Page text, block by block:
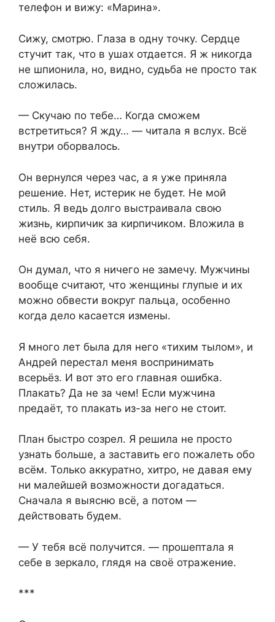
телефон и вижу: «Марина».
Сижу, смотрю. Глаза в одну точку. Сердце
стучит так, что в ушах отдается. Я ж никогда
не шпионила, но, видно, судьба не просто так
сложилась.
— Скучаю по тебе… Когда сможем
встретиться? Я жду… — читала я вслух. Всё
внутри оборвалось.
Он вернулся через час, а я уже приняла
решение. Нет, истерик не будет. Не мой
стиль. Я ведь долго выстраивала свою
жизнь, кирпичик за кирпичиком. Вложила в
неё всю себя.
Он думал, что я ничего не замечу. Мужчины
вообще считают, что женщины глупые и их
можно обвести вокруг пальца, особенно
когда дело касается измены.
Я много лет была для него «тихим тылом», и
Андрей перестал меня воспринимать
всерьёз. И вот это его главная ошибка.
Плакать? Да не за чем! Если мужчина
предаёт, то плакать из-за него не стоит.
План быстро созрел. Я решила не просто
узнать больше, а заставить его пожалеть обо
всём. Только аккуратно, хитро, не давая ему
ни малейшей возможности догадаться.
Сначала я выясню всё, а потом —
действовать будем.
— У тебя всё получится. — прошептала я
себе в зеркало, глядя на своё отражение.
***